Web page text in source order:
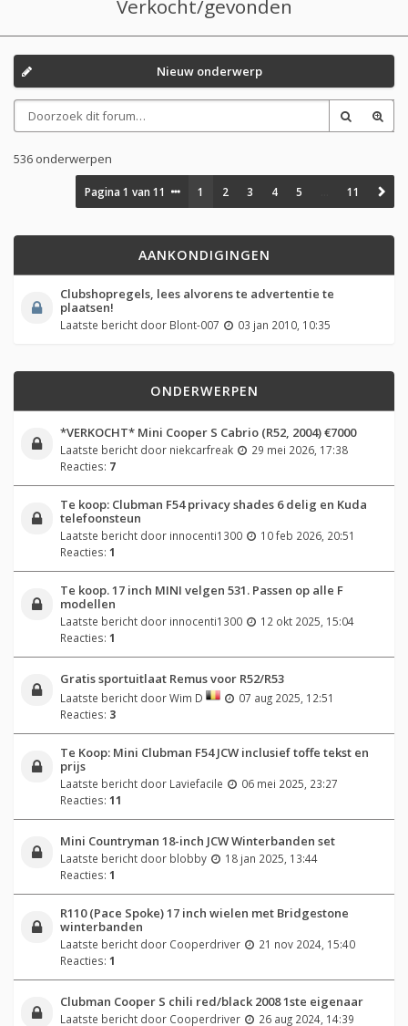
Verkocht/gevonden
Nieuw onderwerp
536 onderwerpen
Pagina1 van11 1 2 3 4 5 11
AANKONDIGINGEN
Clubshopregels, lees alvorens te advertentie te
plaatsen!
Laatste bericht door Blont-007 03 jan 2010, 10:35
ONDERWERPEN
*VERKOCHT* Mini Cooper S Cabrio (R52, 2004) €7000
Laatste bericht door niekcarfreak
29 mei 2026, 17:38
Reacties: 7
Te koop: Clubman F54 privacy shades 6 delig en Kuda
telefoonsteun
Laatste bericht door innocenti1300
10 feb 2026, 20:51
Reacties: 1
Te koop. 17 inch MINI velgen 531. Passen op alle F
modellen
Laatste bericht door innocenti1300
12 okt 2025, 15:04
Reacties: 1
Gratis sportuitlaat Remus voor R52/R53
Laatste bericht doorWim D
07 aug 2025, 12:51
Reacties: 3
Te Koop: Mini Clubman F54 JCW inclusief toffe tekst en
prijs
Laatste bericht door Laviefacile
06 mei 2025, 23:27
Reacties: 11
Mini Countryman 18-inch JCW Winterbanden set
Laatste bericht door blobby
18 jan 2025, 13:44
Reacties: 1
R110 (Pace Spoke) 17 inch wielen met Bridgestone
winterbanden
Laatste bericht door Cooperdriver
21 nov 2024, 15:40
Reacties: 1
Clubman Cooper S chili red/black 2008 1ste eigenaar
Laatste bericht door Cooperdriver
26 aug 2024, 14:39